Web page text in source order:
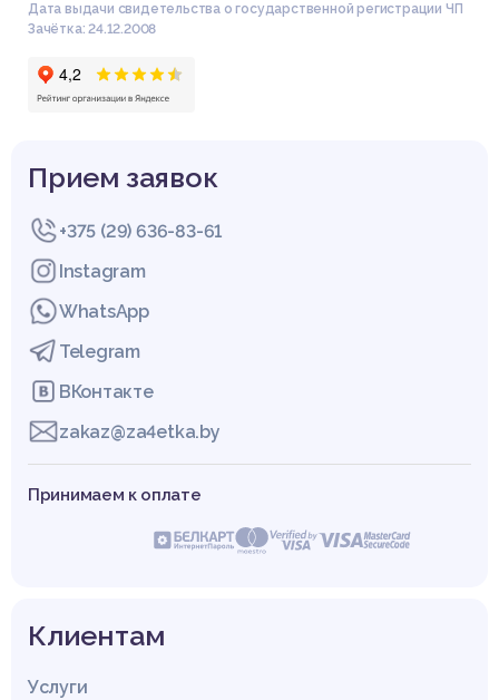
Дата выдачи свидетельства о государственной регистрации ЧП
Зачётка: 24.12.2008
Прием заявок
+375 (29) 636-83-61
Instagram
WhatsApp
Telegram
ВКонтакте
zakaz@za4etka.by
Принимаем к оплате
Клиентам
Услуги